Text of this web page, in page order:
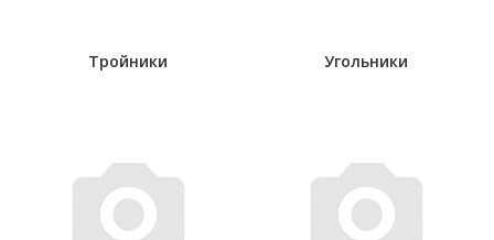
Тройники Угольники